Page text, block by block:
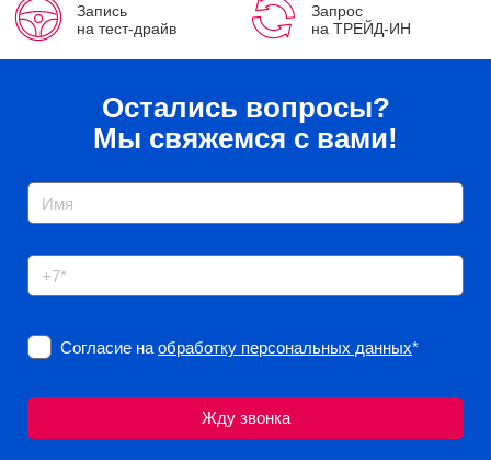
Запись
на тест-драйв
Запрос
на ТРЕЙД-ИН
Остались вопросы?
Мы свяжемся с вами!
Согласие на обработку персональных данных*